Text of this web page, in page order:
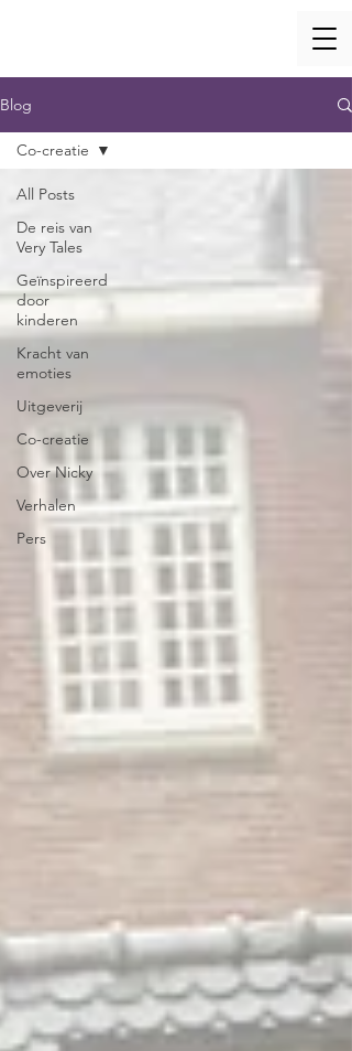
Blog
All Posts
De reis van
Very Tales
Geïnspireerd
door
kinderen
Kracht van
emoties
Uitgeverij
Co-creatie
Over Nicky
Verhalen
Pers
Co-creatie